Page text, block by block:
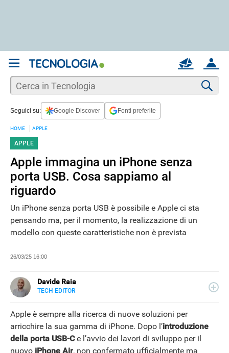
ACCOUNT
MAIL
Seguici su: Google Discover Fonti preferite
HOME APPLE
APPLE
Apple immagina un iPhone senza
porta USB. Cosa sappiamo al
riguardo
Un iPhone senza porta USB è possibile e Apple ci sta
pensando ma, per il momento, la realizzazione di un
modello con queste caratteristiche non è prevista
26/03/25 16:00
Davide Raia
TECH EDITOR
editoriali italiane e si occupa principalmente di tecnologia,
in tutte le sue forme. Appassionato di viaggi, vive tra
Napoli e la Grecia.
Apple è sempre alla ricerca di nuove soluzioni per
arricchire la sua gamma di iPhone. Dopo l’introduzione
della porta USB-Ce l’avvio dei lavori di sviluppo per il
nuovo iPhone Air, non confermato ufficialmente ma